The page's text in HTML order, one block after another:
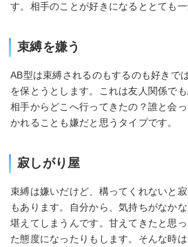
す。相手のことが好きになるととても一
束縛を嫌う
AB型は束縛されるのもするのも好きで
を保とうとします。これは友人関係で
相手からどこへ行ってきたの？誰と会
かれることも嫌だと思うタイプです。
寂しがり屋
束縛は嫌いだけど、構ってくれないと
もあります。自分から、気持ちがなか
堪えてしまうんです。甘えてきたと思
た態度になったりもします。そんな時